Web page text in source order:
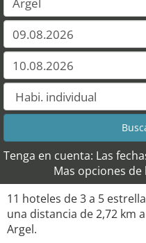
Tenga en cuenta: Las
Mas opciones
11 hoteles de 3 a 5
una distancia de 2,72 km
Argel.